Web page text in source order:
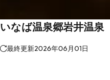
いなば温泉郷岩井温泉
最終更新2026年06月01日